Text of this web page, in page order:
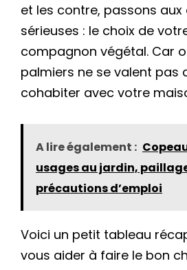
et les contre, passons aux
sérieuses : le choix de
compagnon végétal. Car
palmiers ne se valent pas
cohabiter avec votre
A lire également :
usages au jardin,
précautions d’emploi
Voici un petit tableau
vous aider à faire le bon